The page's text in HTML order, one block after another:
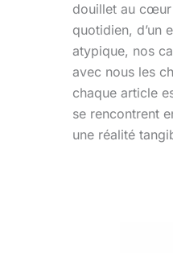
douillet au cœur
quotidien, d’un
atypique, nos
avec nous les
chaque article
se rencontrent
une réalité